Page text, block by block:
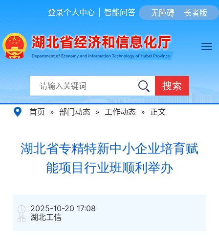
无障碍 长者版
登录个人中心 智能问答
搜索
首页 » 部门动态 » 工作动态 » 正文
湖北省专精特新中小企业培育赋
能项目行业班顺利举办
2025-10-20 17:08
湖北工信